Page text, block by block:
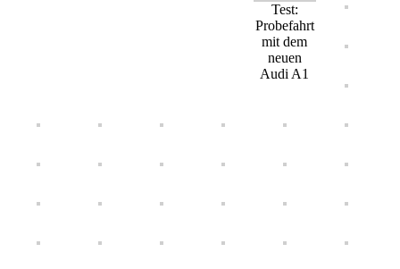
Test:
Probefahrt
mit dem
neuen
Audi A1